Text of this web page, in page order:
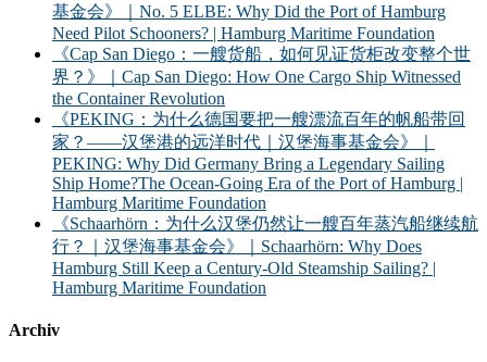
基金会》｜No. 5 ELBE: Why Did the Port of Hamburg
Need Pilot Schooners? | Hamburg Maritime Foundation
《Cap San Diego：一艘货船，如何见证货柜改变整个世
界？》｜Cap San Diego: How One Cargo Ship Witnessed
the Container Revolution
《PEKING：为什么德国要把一艘漂流百年的帆船带回
家？——汉堡港的远洋时代｜汉堡海事基金会》｜
PEKING: Why Did Germany Bring a Legendary Sailing
Ship Home?The Ocean-Going Era of the Port of Hamburg |
Hamburg Maritime Foundation
《Schaarhörn：为什么汉堡仍然让一艘百年蒸汽船继续航
行？｜汉堡海事基金会》｜Schaarhörn: Why Does
Hamburg Still Keep a Century-Old Steamship Sailing? |
Hamburg Maritime Foundation
Archiv